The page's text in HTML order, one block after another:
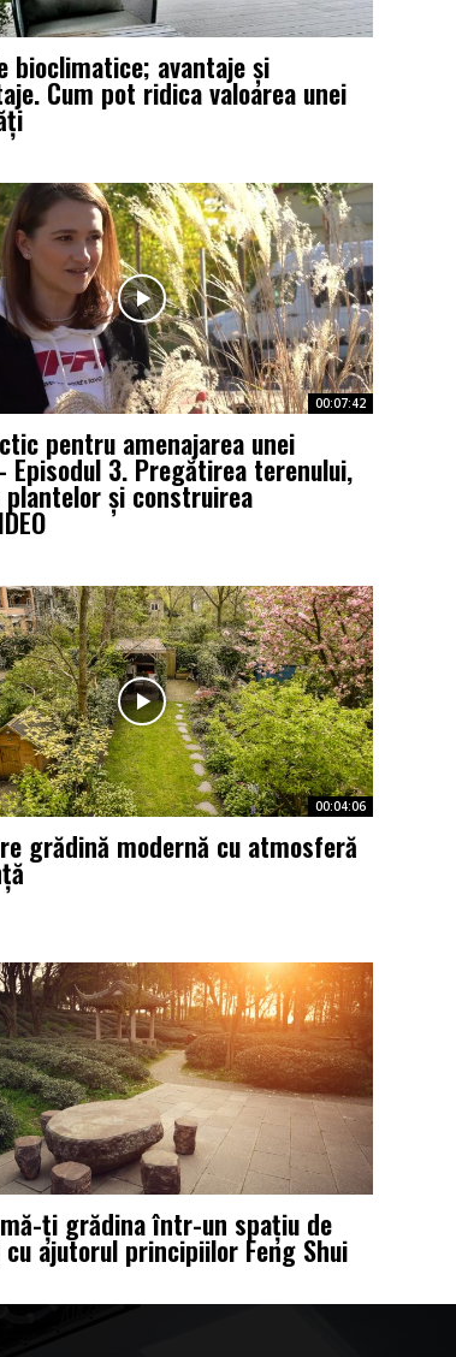
bioclimatice; avantaje și
Cum pot ridica valoarea unei
00:07:42
pentru amenajarea unei
Episodul 3. Pregătirea terenului,
plantelor și construirea
00:04:06
grădină modernă cu atmosferă
ți grădina într-un spațiu de
ajutorul principiilor Feng Shui